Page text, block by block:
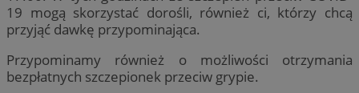
19 mogą skorzystać dorośli, również ci, którzy chcą
przyjąć dawkę przypominająca.
Przypominamy również o możliwości otrzymania
bezpłatnych szczepionek przeciw grypie.